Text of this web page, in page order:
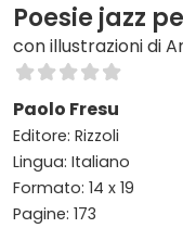
Poesie jazz
con illustrazioni di
Paolo Fresu
Editore: Rizzoli
Lingua: Italiano
Formato: 14 x 19
Pagine: 173